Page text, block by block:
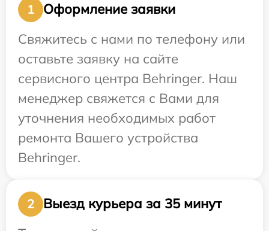
1
Оформление заявки
Свяжитесь с нами по телефону или
оставьте заявку на сайте
сервисного центра Behringer. Наш
менеджер свяжется с Вами для
уточнения необходимых работ
ремонта Вашего устройства
Behringer.
2
Выезд курьера за 35 минут